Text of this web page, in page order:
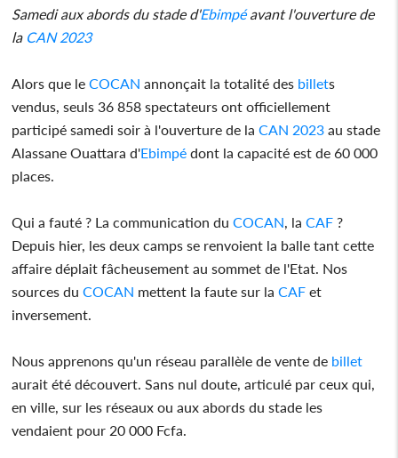
Samedi aux abords du stade d'Ebimpéavant l'ouverture de
la CAN 2023
Alors que leCOCAN annonçait la totalité des billets
vendus, seuls 36 858 spectateurs ont officiellement
participé samedi soir à l'ouverture de laCAN 2023 au stade
Alassane Ouattara d'Ebimpé dont la capacité est de 60 000
places.
Qui a fauté ? La communication duCOCAN , laCAF ?
Depuis hier, les deux camps se renvoient la balle tant cette
affaire déplait fâcheusement au sommet de l'Etat. Nos
sources duCOCAN mettent la faute sur laCAF et
inversement.
Nous apprenons qu'un réseau parallèle de vente de billet
aurait été découvert. Sans nul doute, articulé par ceux qui,
en ville, sur les réseaux ou aux abords du stade les
vendaient pour 20 000 Fcfa.